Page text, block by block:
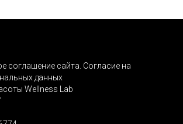
соглашение сайта. Согласие на
данных
Wellness Lab